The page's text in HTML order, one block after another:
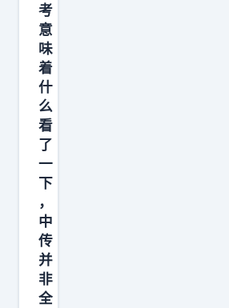
考
意
味
着
什
么
看
了
一
下
，
中
传
并
非
全